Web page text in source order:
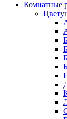
Комнатные